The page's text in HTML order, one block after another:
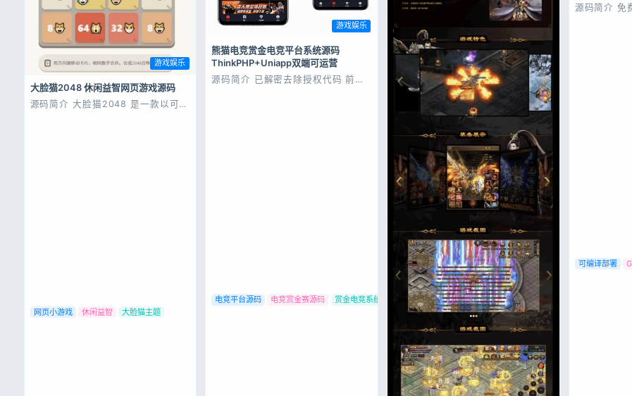
游戏娱乐
大脸猫2048 休闲益智网页游戏源码
源码简介 大脸猫2048 是一款以可爱
网页小游戏 休闲益智 大脸猫主题
游戏娱乐
熊猫电竞赏金电竞平台系统源码
ThinkPHP+Uniapp双端可运营
源码简介 已解密去除授权代码 前后
电竞平台源码 电竞赏金赛源码 赏金电竞系统源码
源码简介 免
可编译部署
登录